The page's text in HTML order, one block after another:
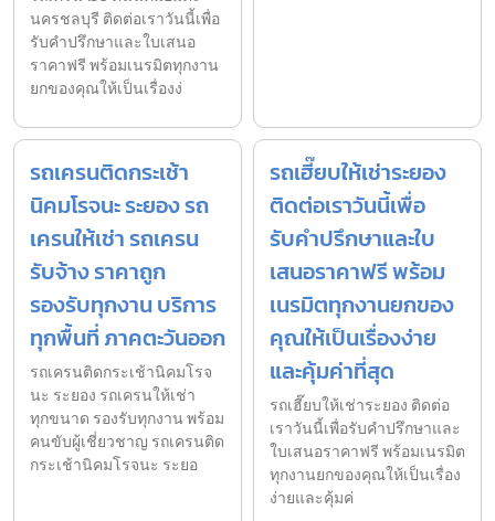
นครชลบุรี ติดต่อเราวันนี้เพื่อ
รับคำปรึกษาและใบเสนอ
ราคาฟรี พร้อมเนรมิตทุกงาน
ยกของคุณให้เป็นเรื่องง่
รถเครนติดกระเช้า
นิคมโรจนะ ระยอง รถ
เครนให้เช่า รถเครน
รับจ้าง ราคาถูก
รองรับทุกงาน บริการ
ทุกพื้นที่ ภาคตะวันออก
รถเครนติดกระเช้านิคมโรจ
นะ ระยอง รถเครนให้เช่า
ทุกขนาด รองรับทุกงาน พร้อม
คนขับผู้เชี่ยวชาญ รถเครนติด
กระเช้านิคมโรจนะ ระยอ
รถเฮี๊ยบให้เช่าระยอง
ติดต่อเราวันนี้เพื่อ
รับคำปรึกษาและใบ
เสนอราคาฟรี พร้อม
เนรมิตทุกงานยกของ
คุณให้เป็นเรื่องง่าย
และคุ้มค่าที่สุด
รถเฮี๊ยบให้เช่าระยอง ติดต่อ
เราวันนี้เพื่อรับคำปรึกษาและ
ใบเสนอราคาฟรี พร้อมเนรมิต
ทุกงานยกของคุณให้เป็นเรื่อง
ง่ายและคุ้มค่